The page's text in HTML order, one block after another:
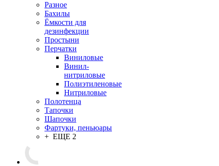
Разное
Бахилы
Ёмкости для
дезинфекции
Простыни
Перчатки
Виниловые
Винил-
нитриловые
Полиэтиленовые
Нитриловые
Полотенца
Тапочки
Шапочки
Фартуки, пеньюары
+ ЕЩЕ 2